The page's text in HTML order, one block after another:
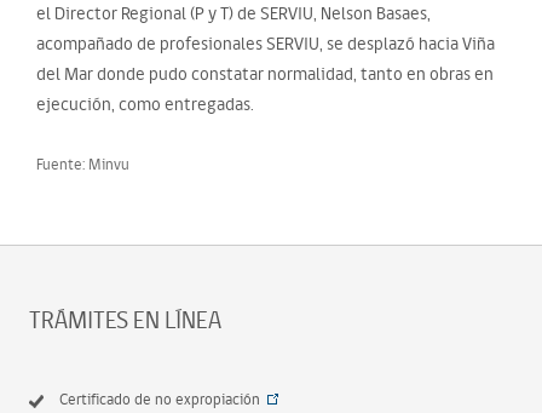
el Director Regional (P y T) de SERVIU, Nelson Basaes,
acompañado de profesionales SERVIU, se desplazó hacia Viña
del Mar donde pudo constatar normalidad, tanto en obras en
ejecución, como entregadas.
Fuente: Minvu
TRÁMITES EN LÍNEA
Certificado de no expropiación